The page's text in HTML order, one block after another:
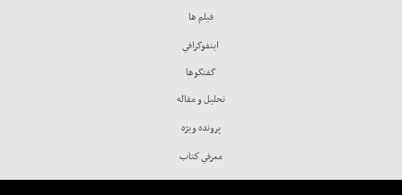
فيلم ها
اينفوگرافي
گفتگوها
تحليل و مقاله
پرونده ويژه
معرفي كتاب